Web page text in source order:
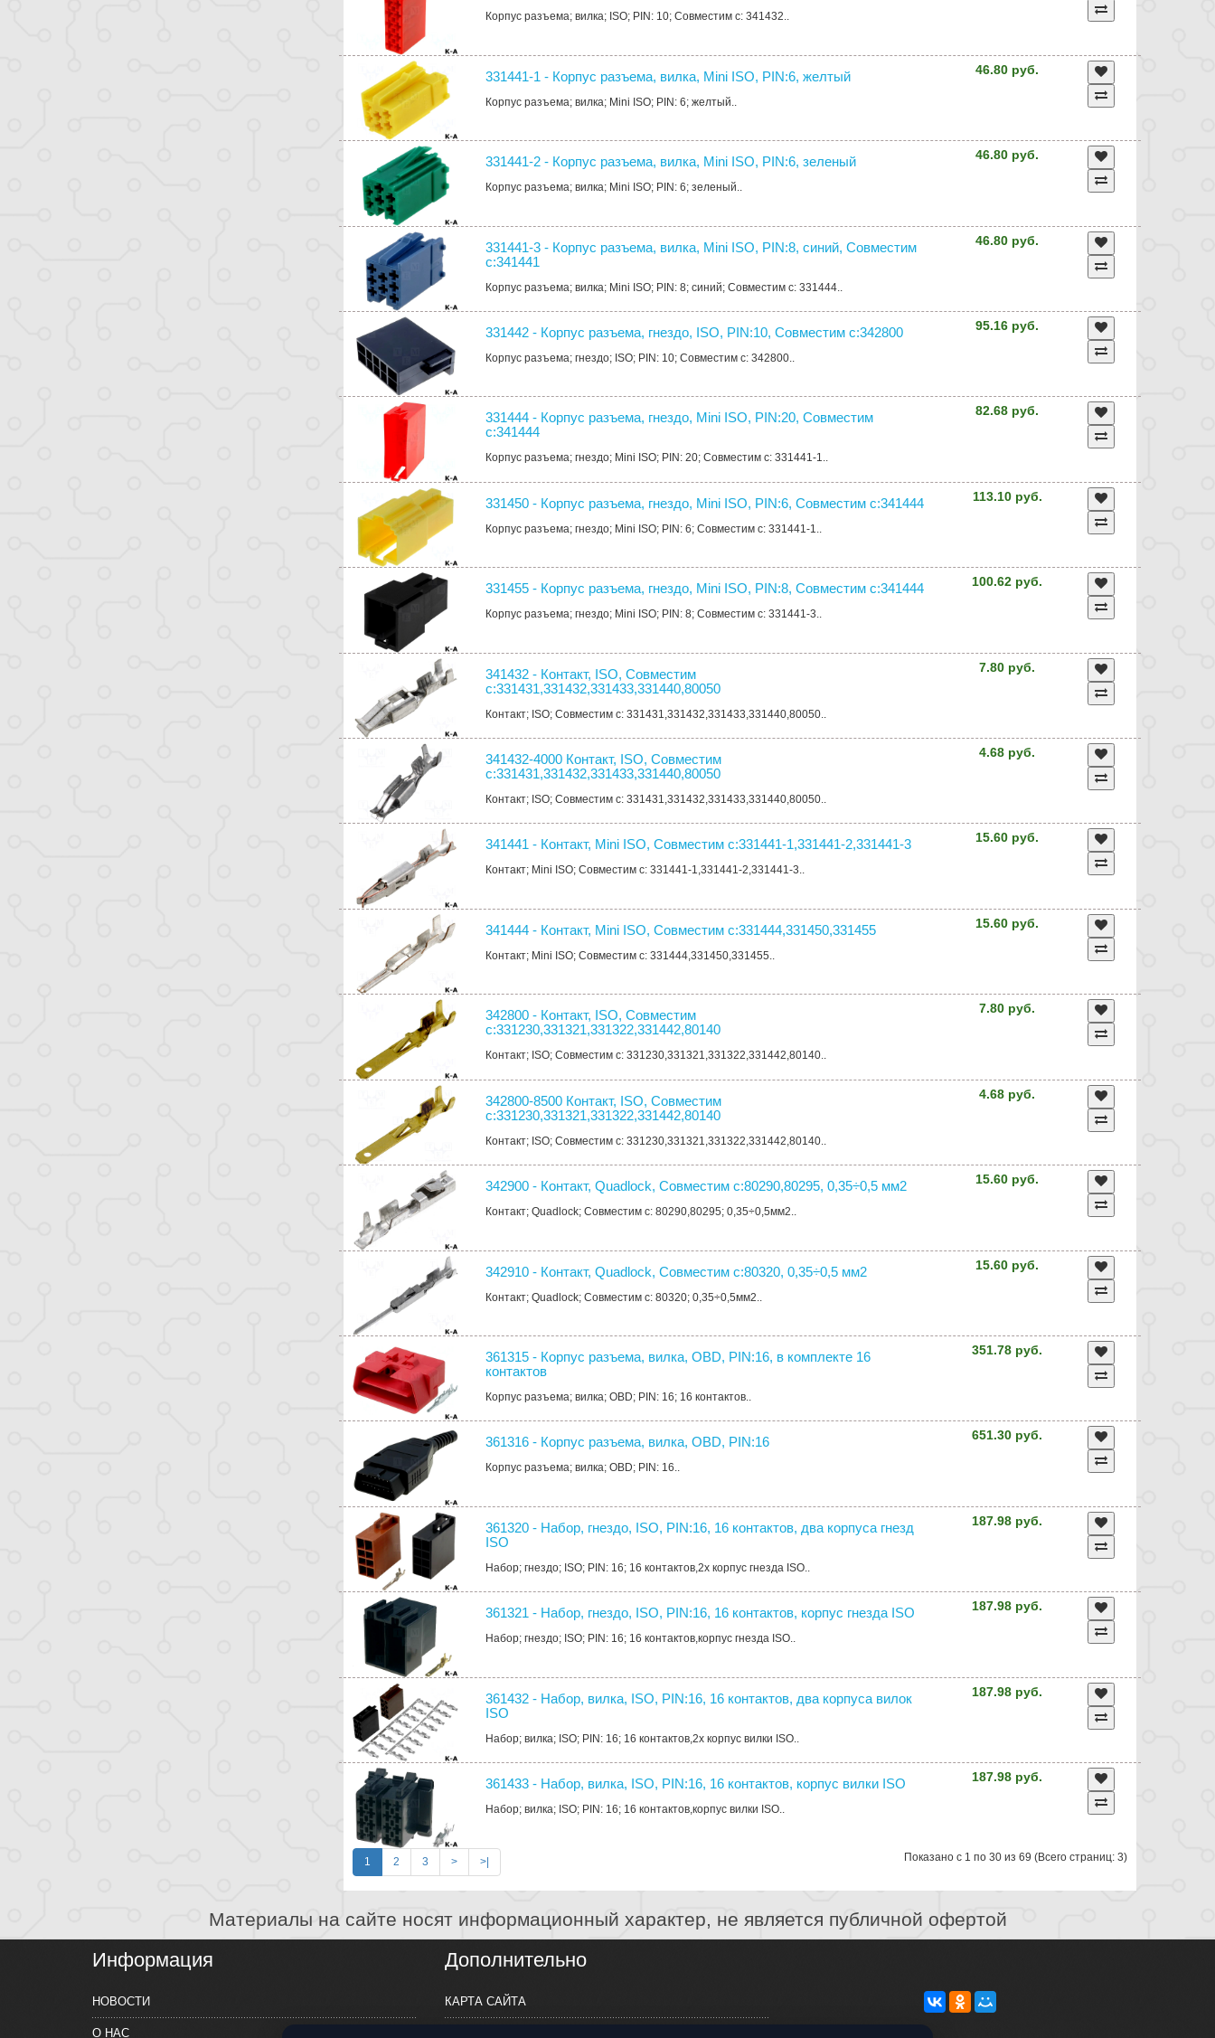
Корпус разъема; вилка; ISO; PIN: 10; Совместим с: 341432..
331441-1 - Корпус разъема, вилка, Mini ISO, PIN:6, желтый
Корпус разъема; вилка; Mini ISO; PIN: 6; желтый..
46.80 руб.
331441-2 - Корпус разъема, вилка, Mini ISO, PIN:6, зеленый
Корпус разъема; вилка; Mini ISO; PIN: 6; зеленый..
46.80 руб.
331441-3 - Корпус разъема, вилка, Mini ISO, PIN:8, синий, Совместим
с:341441
Корпус разъема; вилка; Mini ISO; PIN: 8; синий; Совместим с: 331444..
46.80 руб.
331442 - Корпус разъема, гнездо, ISO, PIN:10, Совместим с:342800
Корпус разъема; гнездо; ISO; PIN: 10; Совместим с: 342800..
95.16 руб.
331444 - Корпус разъема, гнездо, Mini ISO, PIN:20, Совместим
с:341444
Корпус разъема; гнездо; Mini ISO; PIN: 20; Совместим с: 331441-1..
82.68 руб.
331450 - Корпус разъема, гнездо, Mini ISO, PIN:6, Совместим с:341444
Корпус разъема; гнездо; Mini ISO; PIN: 6; Совместим с: 331441-1..
113.10 руб.
331455 - Корпус разъема, гнездо, Mini ISO, PIN:8, Совместим с:341444
Корпус разъема; гнездо; Mini ISO; PIN: 8; Совместим с: 331441-3..
100.62 руб.
341432 - Контакт, ISO, Совместим
с:331431,331432,331433,331440,80050
Контакт; ISO; Совместим с: 331431,331432,331433,331440,80050..
7.80 руб.
341432-4000 Контакт, ISO, Совместим
с:331431,331432,331433,331440,80050
Контакт; ISO; Совместим с: 331431,331432,331433,331440,80050..
4.68 руб.
341441 - Контакт, Mini ISO, Совместим с:331441-1,331441-2,331441-3
Контакт; Mini ISO; Совместим с: 331441-1,331441-2,331441-3..
15.60 руб.
341444 - Контакт, Mini ISO, Совместим с:331444,331450,331455
Контакт; Mini ISO; Совместим с: 331444,331450,331455..
15.60 руб.
342800 - Контакт, ISO, Совместим
с:331230,331321,331322,331442,80140
Контакт; ISO; Совместим с: 331230,331321,331322,331442,80140..
7.80 руб.
342800-8500 Контакт, ISO, Совместим
с:331230,331321,331322,331442,80140
Контакт; ISO; Совместим с: 331230,331321,331322,331442,80140..
4.68 руб.
342900 - Контакт, Quadlock, Совместим с:80290,80295, 0,35÷0,5 мм2
Контакт; Quadlock; Совместим с: 80290,80295; 0,35÷0,5мм2..
15.60 руб.
342910 - Контакт, Quadlock, Совместим с:80320, 0,35÷0,5 мм2
Контакт; Quadlock; Совместим с: 80320; 0,35÷0,5мм2..
15.60 руб.
361315 - Корпус разъема, вилка, OBD, PIN:16, в комплекте 16
контактов
Корпус разъема; вилка; OBD; PIN: 16; 16 контактов..
351.78 руб.
361316 - Корпус разъема, вилка, OBD, PIN:16
Корпус разъема; вилка; OBD; PIN: 16..
651.30 руб.
361320 - Набор, гнездо, ISO, PIN:16, 16 контактов, два корпуса гнезд
ISO
Набор; гнездо; ISO; PIN: 16; 16 контактов,2x корпус гнезда ISO..
187.98 руб.
361321 - Набор, гнездо, ISO, PIN:16, 16 контактов, корпус гнезда ISO
Набор; гнездо; ISO; PIN: 16; 16 контактов,корпус гнезда ISO..
187.98 руб.
361432 - Набор, вилка, ISO, PIN:16, 16 контактов, два корпуса вилок
ISO
Набор; вилка; ISO; PIN: 16; 16 контактов,2x корпус вилки ISO..
187.98 руб.
361433 - Набор, вилка, ISO, PIN:16, 16 контактов, корпус вилки ISO
Набор; вилка; ISO; PIN: 16; 16 контактов,корпус вилки ISO..
187.98 руб.
1 2 3 > >| Показано с 1 по 30 из 69 (Всего страниц: 3)
Материалы на сайте носят информационный характер, не является публичной офертой
Информация
НОВОСТИ
О НАС
Дополнительно
КАРТА САЙТА